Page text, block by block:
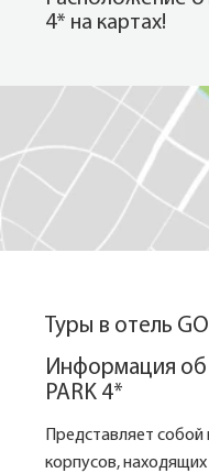
4* на картах!
Туры в отель
Информация об
PARK 4*
Представляет
корпусов,